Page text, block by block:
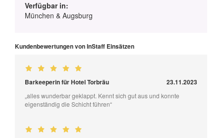
Verfügbar in:
München & Augsburg
Kundenbewertungen von InStaff Einsätzen
Barkeeperin für Hotel Torbräu 23.11.2023
„alles wunderbar geklappt. Kennt sich gut aus und konnte
eigenständig die Schicht führen“